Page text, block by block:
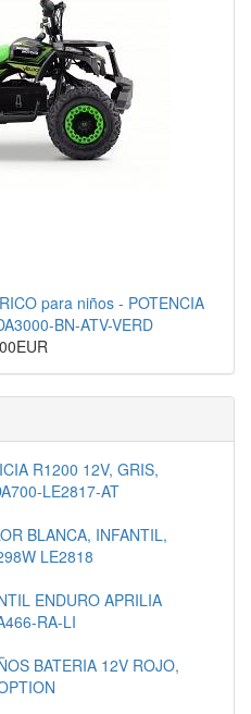
para niños - POTENCIA
BN-ATV-VERD
R1200 12V, GRIS,
LE2817-AT
BLANCA, INFANTIL,
LE2818
ENDURO APRILIA
RA-LI
BATERIA 12V ROJO,